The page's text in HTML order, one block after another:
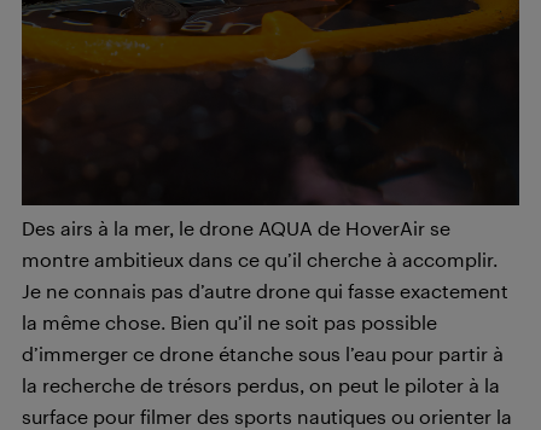
Des airs à la mer, le drone AQUA de HoverAir se
montre ambitieux dans ce qu’il cherche à accomplir.
Je ne connais pas d’autre drone qui fasse exactement
la même chose. Bien qu’il ne soit pas possible
d’immerger ce drone étanche sous l’eau pour partir à
la recherche de trésors perdus, on peut le piloter à la
surface pour filmer des sports nautiques ou orienter la